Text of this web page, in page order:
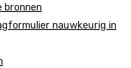
bronnen
nauwkeurig in